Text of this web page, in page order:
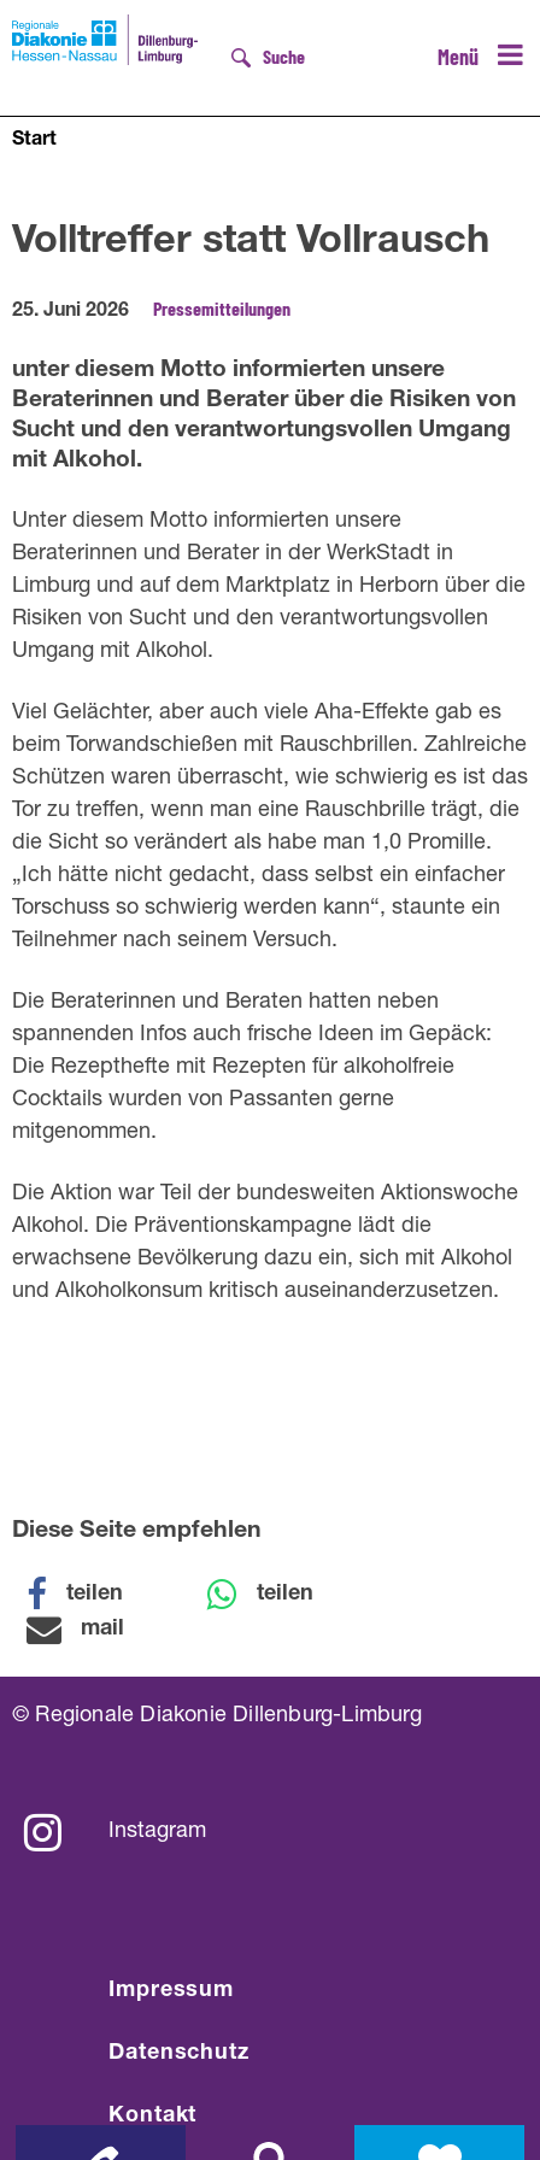
Menü
Suche
Start
Volltreffer statt Vollrausch
25. Juni 2026 Pressemitteilungen
unter diesem Motto informierten unsere
Beraterinnen und Berater über die Risiken von
Sucht und den verantwortungsvollen Umgang
mit Alkohol.
Unter diesem Motto informierten unsere
Beraterinnen und Berater in der WerkStadt in
Limburg und auf dem Marktplatz in Herborn über die
Risiken von Sucht und den verantwortungsvollen
Umgang mit Alkohol.
Viel Gelächter, aber auch viele Aha-Effekte gab es
beim Torwandschießen mit Rauschbrillen. Zahlreiche
Schützen waren überrascht, wie schwierig es ist das
Tor zu treffen, wenn man eine Rauschbrille trägt, die
die Sicht so verändert als habe man 1,0 Promille.
„Ich hätte nicht gedacht, dass selbst ein einfacher
Torschuss so schwierig werden kann“, staunte ein
Teilnehmer nach seinem Versuch.
Die Beraterinnen und Beraten hatten neben
spannenden Infos auch frische Ideen im Gepäck:
Die Rezepthefte mit Rezepten für alkoholfreie
Cocktails wurden von Passanten gerne
mitgenommen.
Die Aktion war Teil der bundesweiten Aktionswoche
Alkohol. Die Präventionskampagne lädt die
erwachsene Bevölkerung dazu ein, sich mit Alkohol
und Alkoholkonsum kritisch auseinanderzusetzen.
Diese Seite empfehlen
teilen
teilen
mail
© Regionale Diakonie Dillenburg-Limburg
Instagram
Impressum
Datenschutz
Kontakt